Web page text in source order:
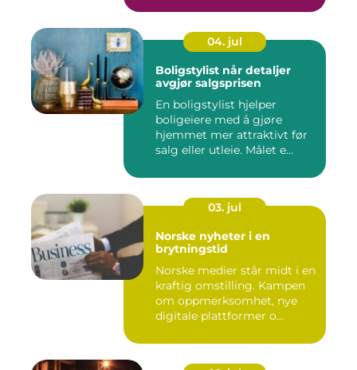
04. jul
Boligstylist når detaljer
avgjør salgsprisen
En boligstylist hjelper
boligeiere med å gjøre
hjemmet mer attraktivt før
salg eller utleie. Målet e...
03. jul
Norske nyheter i en
brytningstid
Norske medier står midt i en
kraftig omstilling. Kampen
om oppmerksomhet, nye
digitale plattformer o...